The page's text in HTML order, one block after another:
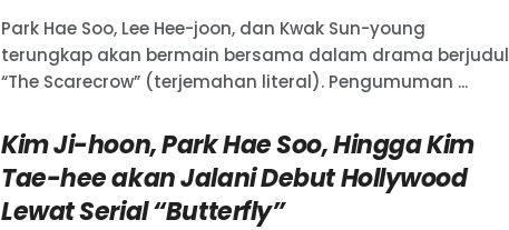
Park Hae Soo, Lee Hee-joon, dan Kwak Sun-young
terungkap akan bermain bersama dalam drama berjudul
“The Scarecrow” (terjemahan literal). Pengumuman ...
Kim Ji-hoon, Park Hae Soo, Hingga Kim
Tae-hee akan Jalani Debut Hollywood
Lewat Serial “Butterfly”